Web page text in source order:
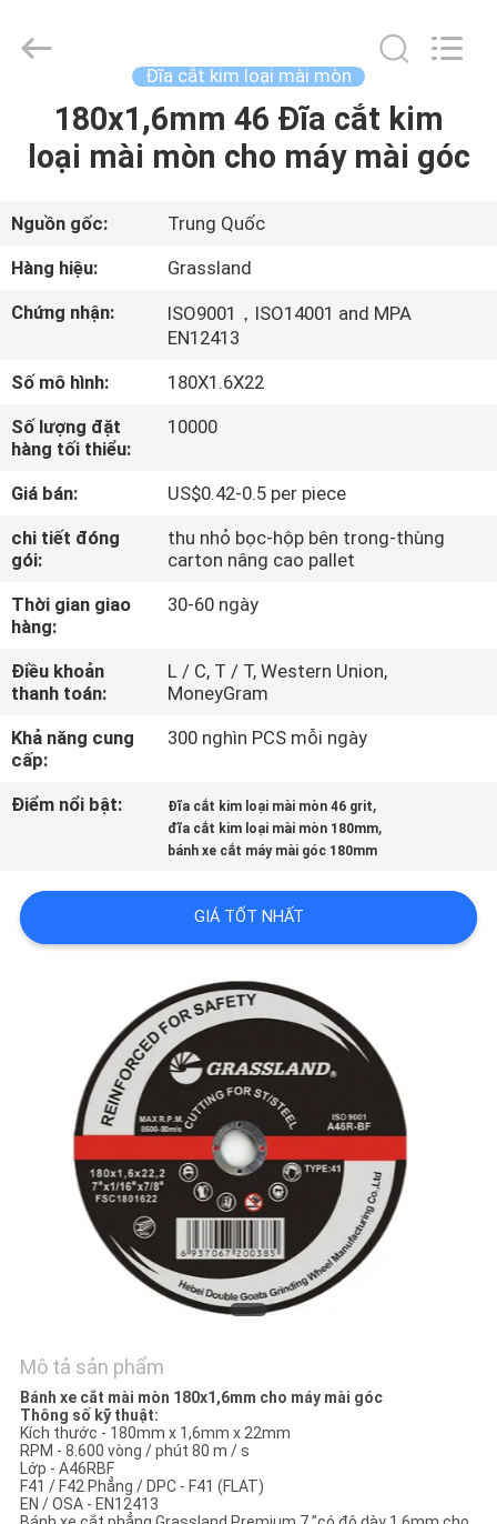
TRANG
CHỦ
CÁC
SẢN
PHẨM
VỀ
CHÚNG
TÔI
THAM
QUAN
NHÀ
MÁY
KIỂM
SOÁT
CHẤT
LƯỢNG
LIÊN
HỆ
TRƯỜNG
ĐỒ
TRANG
WEB
PRIVACY
Wheel
Manufacturing
Developed
Đĩa cắt kim loại mài mòn
180x1,6mm 46 Đĩa cắt kim
loại mài mòn cho máy mài góc
Nguồn gốc:
Trung Quốc
Hàng hiệu:
Grassland
Chứng nhận:
ISO9001，ISO14001 and MPA
EN12413
Số mô hình:
180X1.6X22
Số lượng đặt
hàng tối thiểu:
10000
Giá bán:
US$0.42-0.5 per piece
chi tiết đóng
gói:
thu nhỏ bọc-hộp bên trong-thùng
carton nâng cao pallet
Thời gian giao
hàng:
30-60 ngày
Điều khoản
thanh toán:
L / C, T / T, Western Union,
MoneyGram
Khả năng cung
cấp:
300 nghìn PCS mỗi ngày
Điểm nổi bật: Đĩa cắt kim loại mài mòn 46 grit,
đĩa cắt kim loại mài mòn 180mm,
bánh xe cắt máy mài góc 180mm
GIÁ TỐT NHẤT
Mô tả sản phẩm
Bánh xe cắt mài mòn 180x1,6mm cho máy mài góc
Thông số kỹ thuật:
Kích thước - 180mm x 1,6mm x 22mm
RPM - 8.600 vòng / phút 80 m / s
Lớp - A46RBF
F41 / F42 Phẳng / DPC - F41 (FLAT)
EN / OSA - EN12413